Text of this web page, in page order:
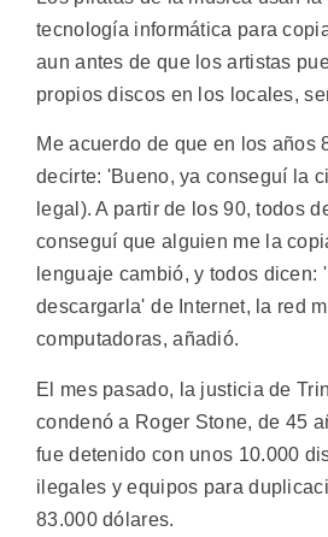
tecnología informática para
aun antes de que los artistas
propios discos en los locales,
Me acuerdo de que en los años
decirte: 'Bueno, ya conseguí la
legal). A partir de los 90, todos
conseguí que alguien me la
lenguaje cambió, y todos dicen:
descargarla' de Internet, la red
computadoras, añadió.
El mes pasado, la justicia de
condenó a Roger Stone, de 45
fue detenido con unos 10.000
ilegales y equipos para
83.000 dólares.